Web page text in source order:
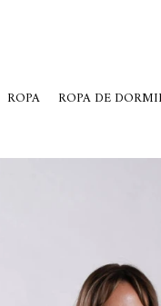
ROPA ROPA DE